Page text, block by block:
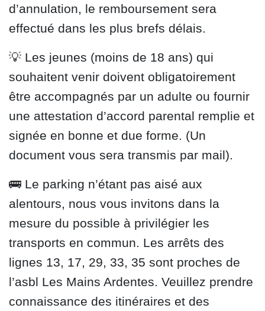
d’annulation, le remboursement sera
effectué dans les plus brefs délais.
💡 Les jeunes (moins de 18 ans) qui
souhaitent venir doivent obligatoirement
être accompagnés par un adulte ou fournir
une attestation d’accord parental remplie et
signée en bonne et due forme. (Un
document vous sera transmis par mail).
🚌 Le parking n’étant pas aisé aux
alentours, nous vous invitons dans la
mesure du possible à privilégier les
transports en commun. Les arrêts des
lignes 13, 17, 29, 33, 35 sont proches de
l’asbl Les Mains Ardentes. Veuillez prendre
connaissance des itinéraires et des